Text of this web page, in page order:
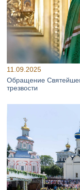
11.09.2025
Обращение
трезвости